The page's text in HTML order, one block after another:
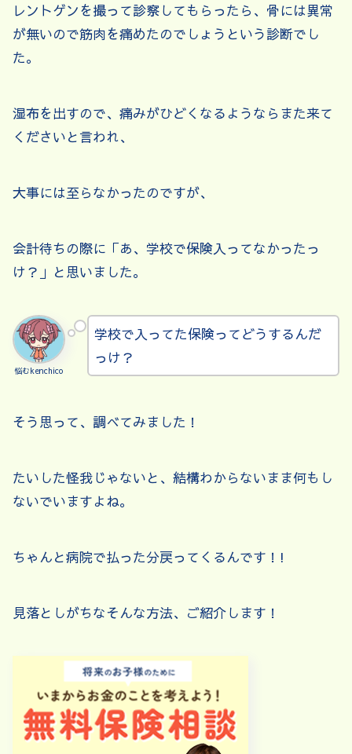
レントゲンを撮って診察してもらったら、骨には異常
が無いので筋肉を痛めたのでしょうという診断でし
た。
湿布を出すので、痛みがひどくなるようならまた来て
くださいと言われ、
大事には至らなかったのですが、
会計待ちの際に「あ、学校で保険入ってなかったっ
け？」と思いました。
悩むkenchico
学校で入ってた保険ってどうするんだ
っけ？
そう思って、調べてみました！
たいした怪我じゃないと、結構わからないまま何もし
ないでいますよね。
ちゃんと病院で払った分戻ってくるんです！!
見落としがちなそんな方法、ご紹介します！